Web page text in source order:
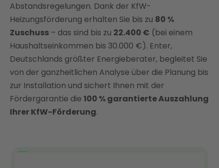
Durchschnittlich 3.360 € jährlich sparen:
Installation mit Enter in Wuppertal
Wirtschaftlichkeit und Amortisation
Enter – Ihr Rundum-Partner für Wärmepumpen-
Förderung in Wuppertal
FAQ
Abstandsregelungen. Dank der KfW-
Heizungsförderung erhalten Sie bis zu 80 %
Zuschuss – das sind bis zu 22.400 € (bei einem
Haushaltseinkommen bis 30.000 €). Enter,
Deutschlands größter Energieberater, begleitet Sie
von der ganzheitlichen Analyse über die Planung bis
zur Installation und sichert Ihnen mit der
Fördergarantie die 100 % garantierte Auszahlung
Ihrer KfW-Förderung.